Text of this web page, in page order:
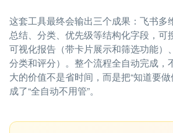
这套工具最终会输出三个成果：飞书多
总结、分类、优先级等结构化字段，可
可视化报告（带卡片展示和筛选功能）
分类和评分）。整个流程全自动完成，
大的价值不是省时间，而是把“知道要
成了“全自动不用管”。